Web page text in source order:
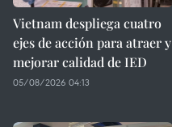
Vietnam despliega cuatro
ejes de acción para atraer y
mejorar calidad de IED
05/08/2026 04:13